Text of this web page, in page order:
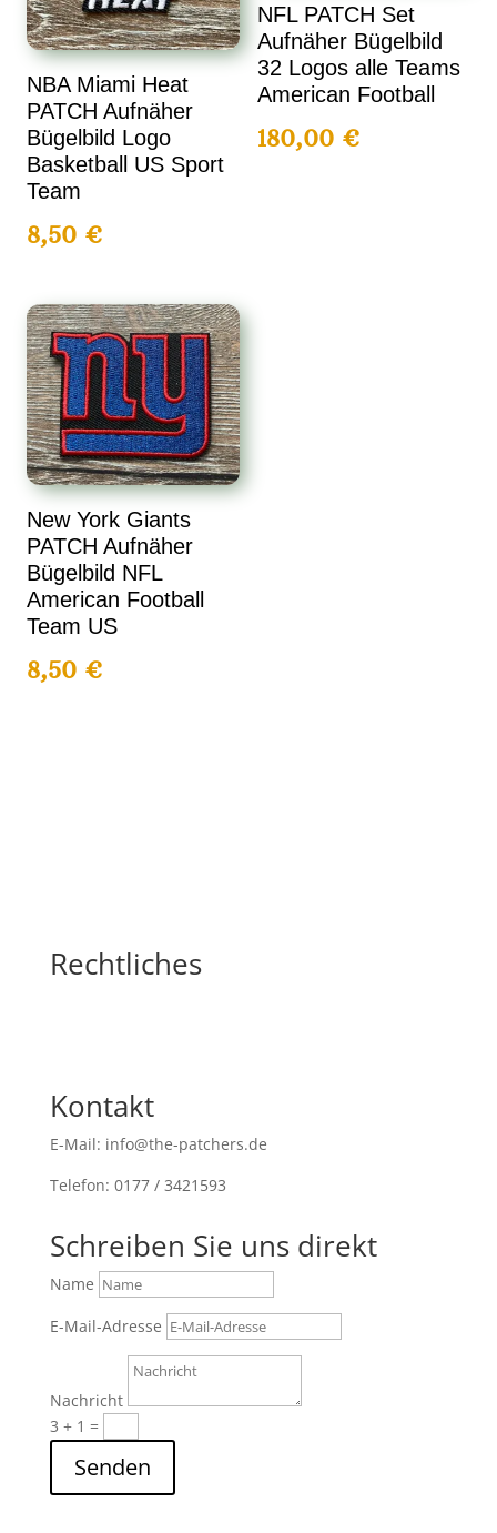
NBA Miami Heat
PATCH Aufnäher
Bügelbild Logo
Basketball US Sport
Team
8,50€
NFL PATCH Set
Aufnäher Bügelbild
32 Logos alle Teams
American Football
180,00 €
New York Giants
PATCH Aufnäher
Bügelbild NFL
American Football
Team US
8,50€
Rechtliches
Kontakt
E-Mail: info@the-patchers.de
Telefon: 0177 / 3421593
Schreiben Sie uns direkt
Name
E-Mail-Adresse
Nachricht
3 + 1 =
Senden